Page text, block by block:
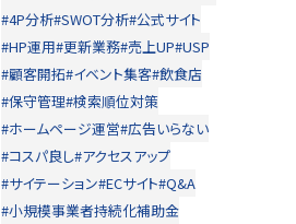
#4P分析#SWOT分析#公式サイト
#HP運用#更新業務#売上UP#USP
#顧客開拓#イベント集客#飲食店
#保守管理#検索順位対策
#ホームページ運営#広告いらない
#コスパ良し#アクセスアップ
#サイテーション#ECサイト#Q&A
#小規模事業者持続化補助金